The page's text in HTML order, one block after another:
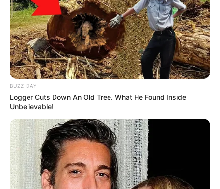
BUZZ DAY
Logger Cuts Down An Old Tree. What He Found Inside
Unbelievable!